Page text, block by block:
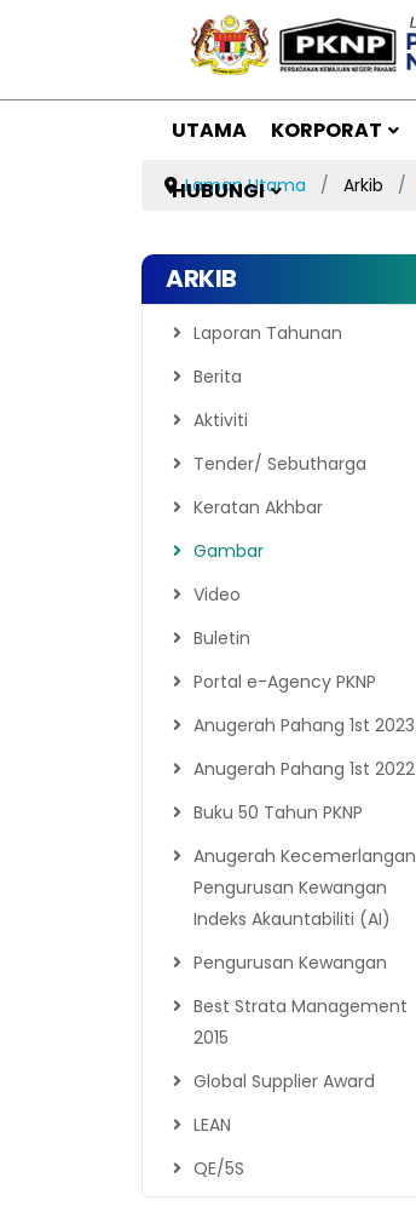
UTAMA KORPORAT
HUBUNGI
Laman Utama Arkib
ARKIB
Laporan Tahunan
Berita
Aktiviti
Tender/ Sebutharga
Keratan Akhbar
Gambar
Video
Buletin
Portal e-Agency PKNP
Anugerah Pahang 1st 2023
Anugerah Pahang 1st 2022
Buku 50 Tahun PKNP
Anugerah Kecemerlangan
Pengurusan Kewangan
Indeks Akauntabiliti (AI)
Pengurusan Kewangan
Best Strata Management
2015
Global Supplier Award
LEAN
QE/5S